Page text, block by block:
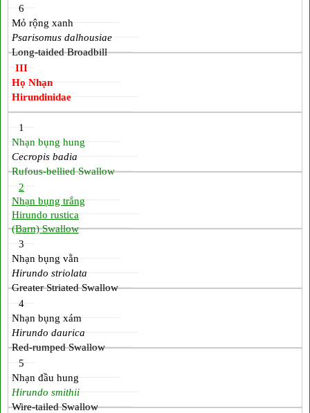
6
Mỏ rộng xanh
Psarisomus dalhousiae
Long-taided Broadbill
III
Họ Nhạn
Hirundinidae
1
Nhạn bụng hung
Cecropis badia
Rufous‑bellied Swallow
2
Nhạn bụng trắng
Hirundo rustica
(Barn) Swallow
3
Nhạn bụng vằn
Hirundo striolata
Greater Striated Swallow
4
Nhạn bụng xám
Hirundo daurica
Red-rumped Swallow
5
Nhạn đầu hung
Hirundo smithii
Wire-tailed Swallow